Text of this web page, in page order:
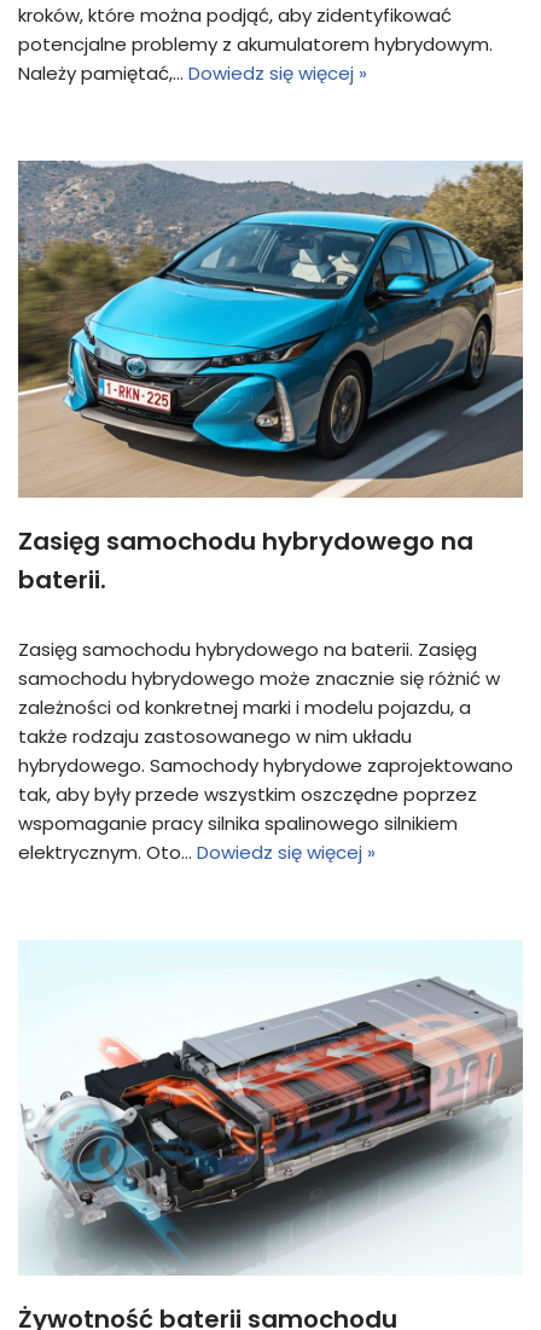
kroków, które można podjąć, aby zidentyfikować
potencjalne problemy z akumulatorem hybrydowym.
Należy pamiętać,… Dowiedz się więcej »
Zasięg samochodu hybrydowego na
baterii.
Zasięg samochodu hybrydowego na baterii. Zasięg
samochodu hybrydowego może znacznie się różnić w
zależności od konkretnej marki i modelu pojazdu, a
także rodzaju zastosowanego w nim układu
hybrydowego. Samochody hybrydowe zaprojektowano
tak, aby były przede wszystkim oszczędne poprzez
wspomaganie pracy silnika spalinowego silnikiem
elektrycznym. Oto… Dowiedz się więcej »
Żywotność baterii samochodu